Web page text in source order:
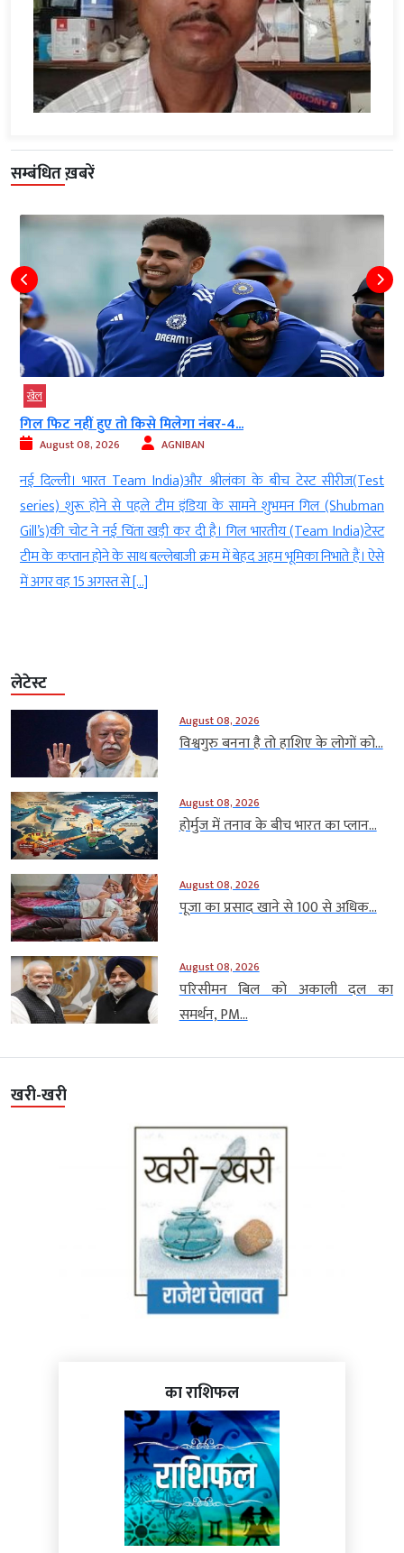
सम्बंधित ख़बरें
खेल
गिल फिट नहीं हुए तो किसे मिलेगा नंबर-4...
August 08, 2026 AGNIBAN
नई दिल्ली। भारत Team India)और श्रीलंका के बीच टेस्ट सीरीज(Test
series) शुरू होने से पहले टीम इंडिया के सामने शुभमन गिल (Shubman
Gill’s)की चोट ने नई चिंता खड़ी कर दी है। गिल भारतीय (Team India)टेस्ट
टीम के कप्तान होने के साथ बल्लेबाजी क्रम में बेहद अहम भूमिका निभाते हैं। ऐसे
में अगर वह 15 अगस्त से […]
लेटेस्ट
August 08, 2026
विश्वगुरु बनना है तो हाशिए के लोगों को...
August 08, 2026
होर्मुज में तनाव के बीच भारत का प्लान...
August 08, 2026
पूजा का प्रसाद खाने से 100 से अधिक...
August 08, 2026
परिसीमन बिल को अकाली दल का
समर्थन, PM...
खरी-खरी
का राशिफल